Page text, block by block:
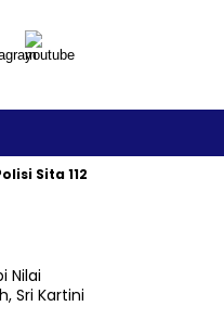
Sita 112 Gram Sabu